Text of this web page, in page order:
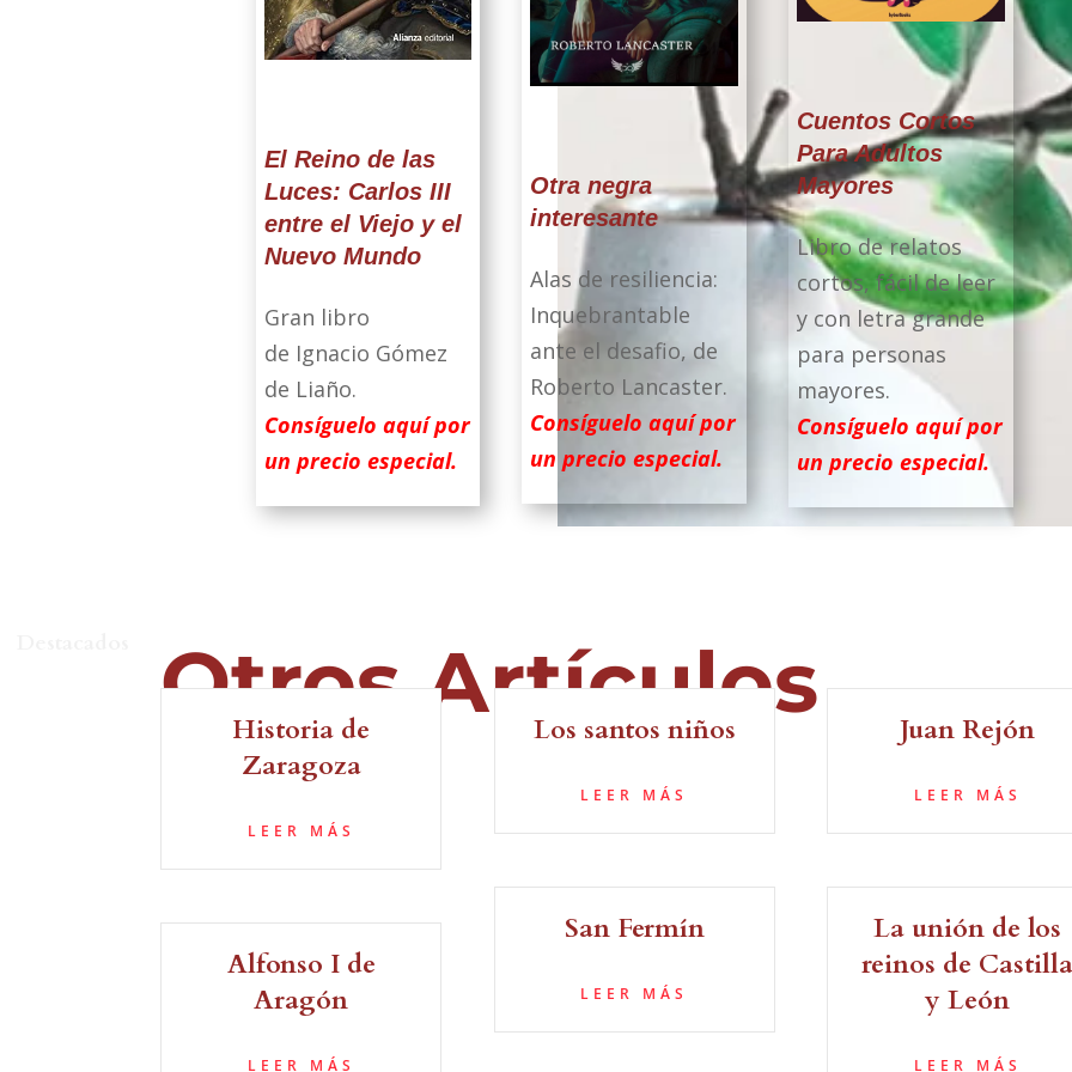
El Reino de las
Luces: Carlos III
entre el Viejo y el
Nuevo Mundo
Gran libro
de Ignacio Gómez
de Liaño.
Consíguelo aquí por
un precio especial.
Otra negra
interesante
Alas de resiliencia:
Inquebrantable
ante el desafio, de
Roberto Lancaster.
Consíguelo aquí por
un precio especial.
Cuentos Cortos
Para Adultos
Mayores
Libro de relatos
cortos, fácil de leer
y con letra grande
para personas
mayores.
Consíguelo aquí por
un precio especial.
Otros Artículos
Historia de
Zaragoza
LEER MÁS
Alfonso I de
Aragón
LEER MÁS
Los santos niños
LEER MÁS
San Fermín
LEER MÁS
Juan Rejón
LEER MÁS
La unión de los
reinos de
y León
LEER MÁS